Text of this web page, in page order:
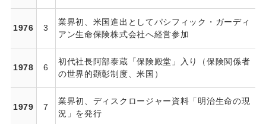
1976 3
業界初、米国進出としてパシフィック・ガーディ
アン生命保険株式会社へ経営参加
1978 6
初代社長阿部泰蔵「保険殿堂」入り（保険関係者
の世界的顕彰制度、米国）
1979 7
業界初、ディスクロージャー資料「明治生命の現
況」を発行